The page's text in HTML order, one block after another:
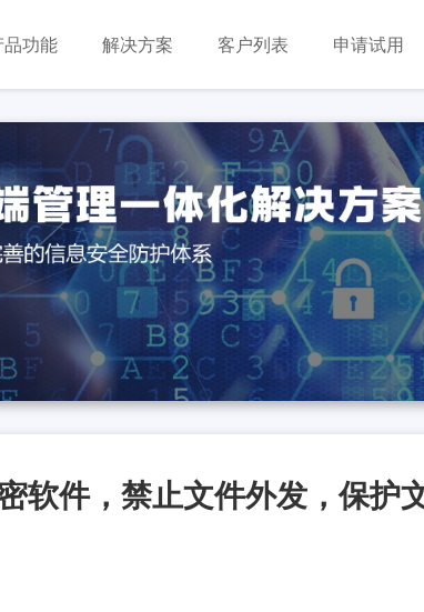
品功能 解决方案 客户列表 申请试用
软件，禁止文件外发，保护